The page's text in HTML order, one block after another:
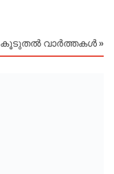
കൂടുതൽ വാർത്തകൾ »